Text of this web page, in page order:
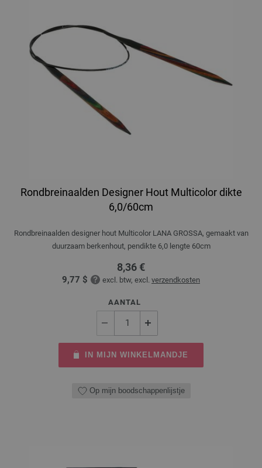
Rondbreinaalden Designer Hout Multicolor dikte
6,0/60cm
Rondbreinaalden designer hout Multicolor LANA GROSSA, gemaakt van
duurzaam berkenhout, pendikte 6,0 lengte 60cm
8,36 €
9,77 $ excl. btw, excl. verzendkosten
AANTAL
IN MIJN WINKELMANDJE
Op mijn boodschappenlijstje